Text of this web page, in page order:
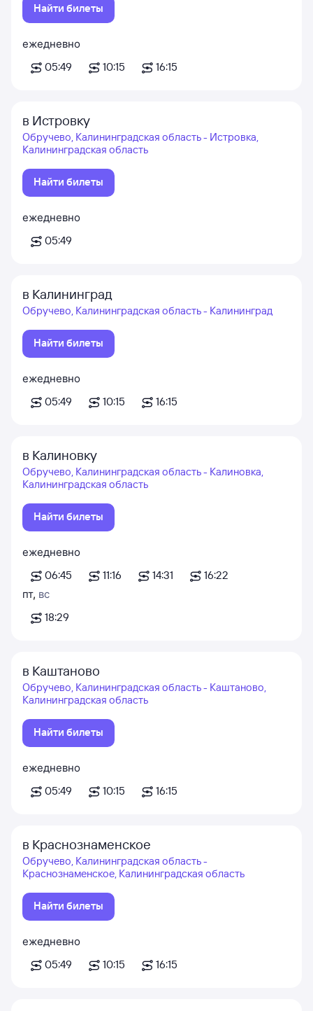
Найти билеты
ежедневно
05:49
10:15 16:15
в Истровку
Обручево, Калининградская область - Истровка,
Калининградская область
Найти билеты
ежедневно
05:49
в Калининград
Обручево, Калининградская область - Калининград
Найти билеты
ежедневно
05:49
10:15 16:15
в Калиновку
Обручево, Калининградская область - Калиновка,
Калининградская область
Найти билеты
ежедневно
06:45
11:16 14:31
16:22
пт, вс
18:29
в Каштаново
Обручево, Калининградская область - Каштаново,
Калининградская область
Найти билеты
ежедневно
05:49
10:15 16:15
в Краснознаменское
Обручево, Калининградская область -
Краснознаменское, Калининградская область
Найти билеты
ежедневно
05:49
10:15 16:15